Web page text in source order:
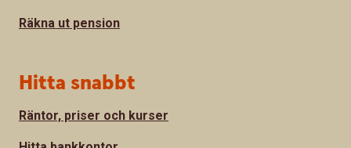
Räkna ut pension
Hitta snabbt
Räntor, priser och kurser